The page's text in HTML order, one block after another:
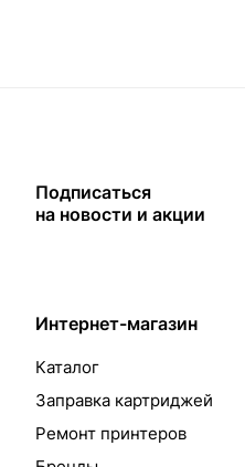
Подписаться
на новости и акции
Интернет-магазин
Каталог
Заправка картриджей
Ремонт принтеров